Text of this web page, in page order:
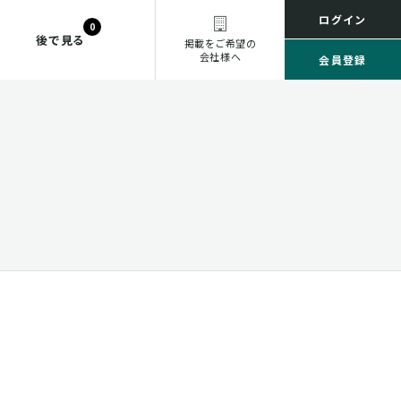
後で見る
0
掲載をご希望の
会社様へ
ログイン
会員登録